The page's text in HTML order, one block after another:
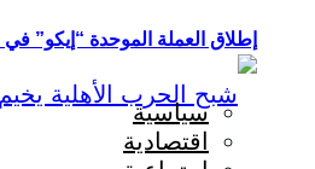
إطلاق العملة الموحدة “إيكو” في 2027.. “إيكواس” تمضي قدمًا دون انتظار
سياسية
اقتصادية